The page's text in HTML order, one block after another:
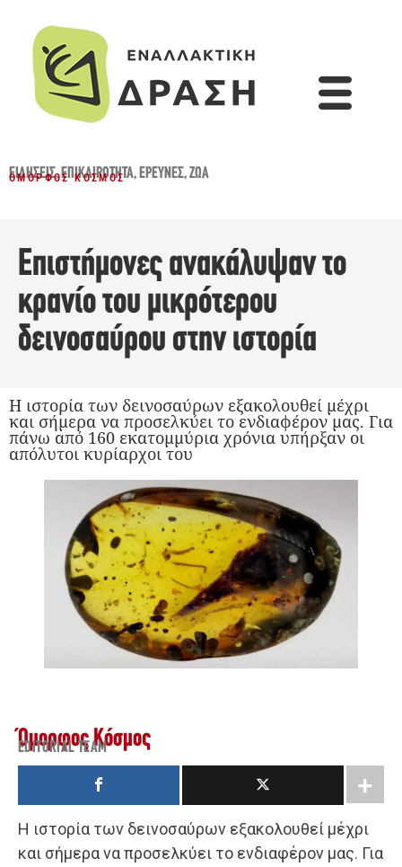
ΕΙΔΉΣΕΙΣ,ΕΠΙΚΑΙΡΌΤΗΤΑ,ΈΡΕΥΝΕΣ,ΖΏΑ
ΌΜΟΡΦΟΣ ΚΌΣΜΟΣ
Επιστήμονες ανακάλυψαν το
κρανίο του μικρότερου
δεινοσαύρου στην ιστορία
Η ιστορία των δεινοσαύρων εξακολουθεί μέχρι
και σήμερα να προσελκύει το ενδιαφέρον μας. Για
πάνω από 160 εκατομμύρια χρόνια υπήρξαν οι
απόλυτοι κυρίαρχοι του
Όμορφος Κόσμος
EDITORIAL TEAM
Η ιστορία των δεινοσαύρων εξακολουθεί μέχρι
και σήμερα να προσελκύει το ενδιαφέρον μας. Για